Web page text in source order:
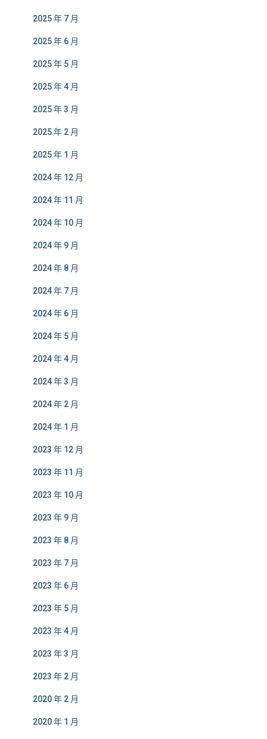
2025 年 7 月
2025 年 6 月
2025 年 5 月
2025 年 4 月
2025 年 3 月
2025 年 2 月
2025 年 1 月
2024 年 12 月
2024 年 11 月
2024 年 10 月
2024 年 9 月
2024 年 8 月
2024 年 7 月
2024 年 6 月
2024 年 5 月
2024 年 4 月
2024 年 3 月
2024 年 2 月
2024 年 1 月
2023 年 12 月
2023 年 11 月
2023 年 10 月
2023 年 9 月
2023 年 8 月
2023 年 7 月
2023 年 6 月
2023 年 5 月
2023 年 4 月
2023 年 3 月
2023 年 2 月
2020 年 2 月
2020 年 1 月